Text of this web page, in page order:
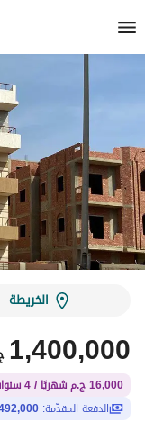
الخريطة
1,400,000
16,000 ج.م شهريًا / 4 سنوات
الدفعة المقدّمة: 492,000